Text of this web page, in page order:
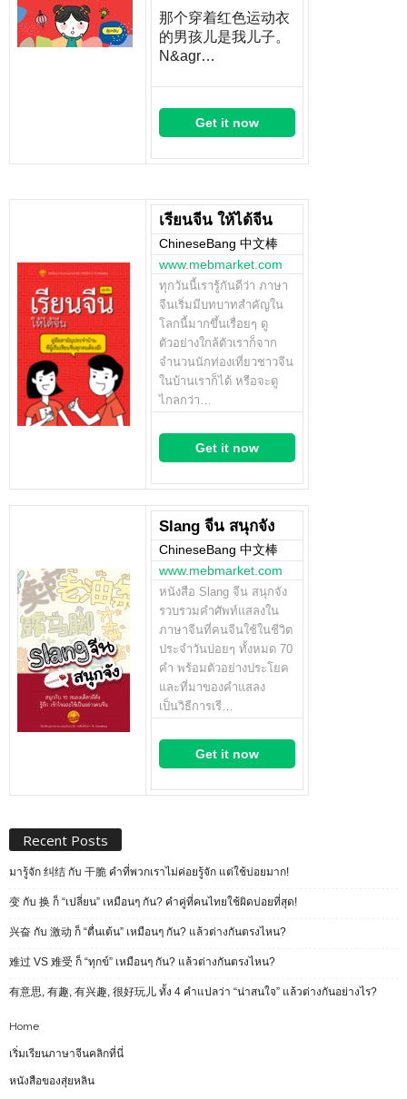
那个穿着红色运动衣
的男孩儿是我儿子。
N&agr…
Get it now
เรียนจีน ให้ได้จีน
ChineseBang 中文棒
www.mebmarket.com
ทุกวันนี้เรารู้กันดีว่า ภาษา
จีนเริ่มมีบทบาทสำคัญใน
โลกนี้มากขึ้นเรื่อยๆ ดู
ตัวอย่างใกล้ตัวเราก็จาก
จำนวนนักท่องเที่ยวชาวจีน
ในบ้านเราก็ได้ หรือจะดู
ไกลกว่า…
Get it now
Slang จีน สนุกจัง
ChineseBang 中文棒
www.mebmarket.com
หนังสือ Slang จีน สนุกจัง
รวบรวมคำศัพท์แสลงใน
ภาษาจีนที่คนจีนใช้ในชีวิต
ประจำวันบ่อยๆ ทั้งหมด 70
คำ พร้อมตัวอย่างประโยค
และที่มาของคำแสลง
เป็นวิธีการเรี…
Get it now
Recent Posts
มารู้จัก 纠结 กับ 干脆 คำที่พวกเราไม่ค่อยรู้จัก แต่ใช้บ่อยมาก!
变 กับ 换 ก็ “เปลี่ยน” เหมือนๆ กัน? คำคู่ที่คนไทยใช้ผิดบ่อยที่สุด!
兴奋 กับ 激动 ก็ “ตื่นเต้น” เหมือนๆ กัน? แล้วต่างกันตรงไหน?
难过 VS 难受 ก็ “ทุกข์” เหมือนๆ กัน? แล้วต่างกันตรงไหน?
有意思, 有趣, 有兴趣, 很好玩儿 ทั้ง 4 คำแปลว่า “น่าสนใจ” แล้วต่างกันอย่างไร?
Home
เริ่มเรียนภาษาจีนคลิกที่นี่
หนังสือของสุ่ยหลิน